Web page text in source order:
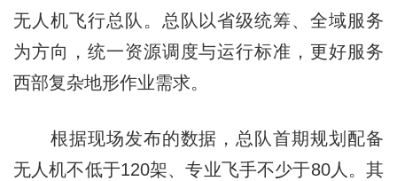
无人机飞行总队。总队以省级统筹、全域服务
为方向，统一资源调度与运行标准，更好服务
西部复杂地形作业需求。
根据现场发布的数据，总队首期规划配备
无人机不低于120架、专业飞手不少于80人。其